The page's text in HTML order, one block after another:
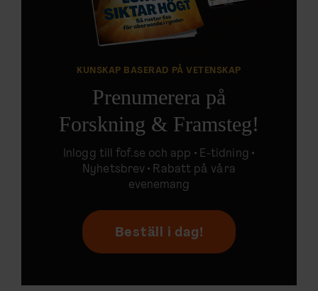
KUNSKAP BASERAD PÅ VETENSKAP
Prenumerera på
Forskning & Framsteg!
Inlogg tillfof.se och app • E-tidning •
Nyhetsbrev • Rabatt på våra
evenemang
Beställ i dag!